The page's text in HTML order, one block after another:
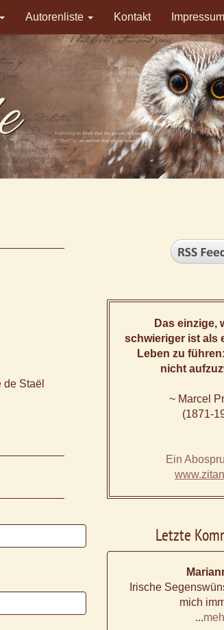
Autorenliste Kontakt Impressum
Staël
Das einzige,
schwieriger ist als
Leben zu
nicht
~ Marcel
(1871-
Ein
Letzte
Irische
mich
...